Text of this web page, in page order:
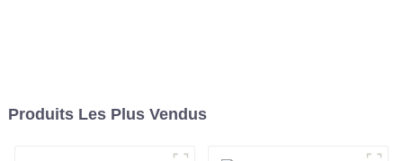
Produits Les Plus Vendus